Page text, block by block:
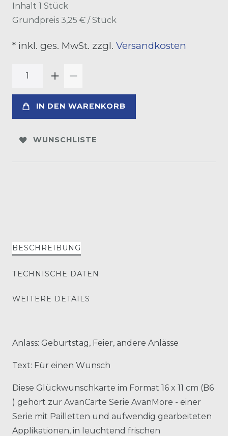
Inhalt 1 Stück
Grundpreis 3,25 € / Stück
* inkl. ges. MwSt. zzgl. Versandkosten
IN DEN WARENKORB
WUNSCHLISTE
BESCHREIBUNG
TECHNISCHE DATEN
WEITERE DETAILS
Anlass: Geburtstag, Feier, andere Anlässe
Text: Für einen Wunsch
Diese Glückwunschkarte im Format 16 x 11 cm (B6
) gehört zur AvanCarte Serie AvanMore - einer
Serie mit Pailletten und aufwendig gearbeiteten
Applikationen, in leuchtend frischen